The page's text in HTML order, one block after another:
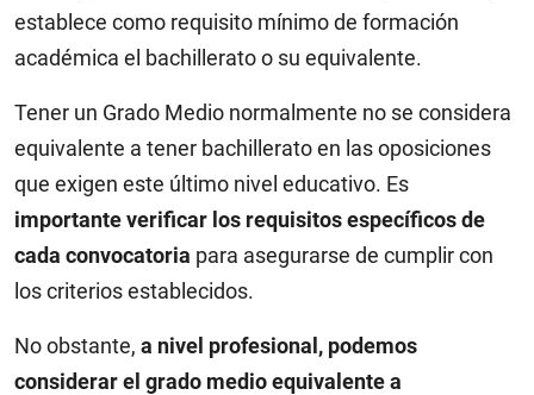
establece como requisito mínimo de formación
académica el bachillerato o su equivalente.
Tener un Grado Medio normalmente no se considera
equivalente a tener bachillerato en las oposiciones
que exigen este último nivel educativo. Es
importante verificar los requisitos específicos de
cada convocatoria para asegurarse de cumplir con
los criterios establecidos.
No obstante, a nivel profesional, podemos
considerar el grado medio equivalente a